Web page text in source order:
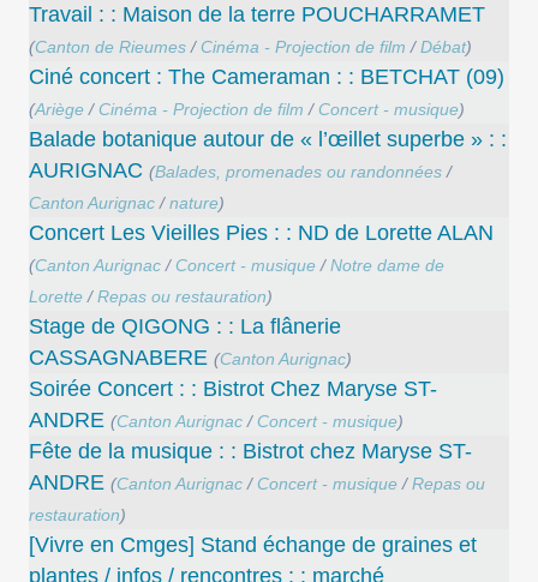
Travail : : Maison de la terre POUCHARRAMET
(Canton de Rieumes / Cinéma - Projection de film /Débat)
Ciné concert : The Cameraman : : BETCHAT (09)
(Ariège / Cinéma - Projection de film / Concert - musique)
Balade botanique autour de « l’œillet superbe » : :
AURIGNAC (Balades, promenades ou randonnées /
Canton Aurignac /nature)
Concert Les Vieilles Pies : : ND de Lorette ALAN
(Canton Aurignac / Concert - musique /Notre dame de
Lorette /Repas ou restauration)
Stage de QIGONG : : La flânerie
CASSAGNABERE (Canton Aurignac)
Soirée Concert : : Bistrot Chez Maryse ST-
ANDRE (Canton Aurignac / Concert - musique)
Fête de la musique : : Bistrot chez Maryse ST-
ANDRE (Canton Aurignac / Concert - musique /Repas ou
restauration)
[Vivre en Cmges] Stand échange de graines et
plantes / infos / rencontres : : marché